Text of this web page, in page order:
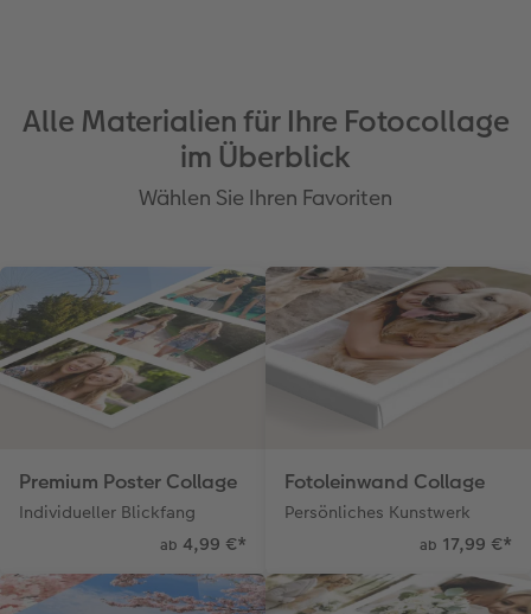
Inspiration
Neuheiten
Neuheiten
Extras
CEWE myPhotos
Neuheiten
Alle Materialien für Ihre Fotocollage
im Überblick
Wählen Sie Ihren Favoriten
Premium Poster Collage
Individueller Blickfang
ab 4,99 €*
Fotoleinwand Collage
Persönliches Kunstwerk
ab 17,99 €*